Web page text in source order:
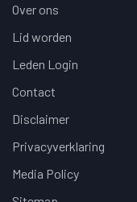
Over ons
Lid worden
Leden Login
Contact
Disclaimer
Privacyverklaring
Media Policy